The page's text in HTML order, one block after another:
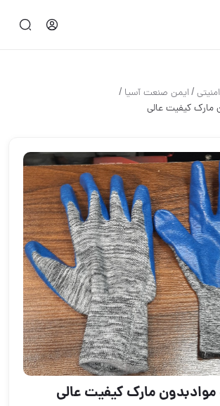
/ایمن صنعت آسیا /
کیفیت عالی
مارک کیفیت عالی